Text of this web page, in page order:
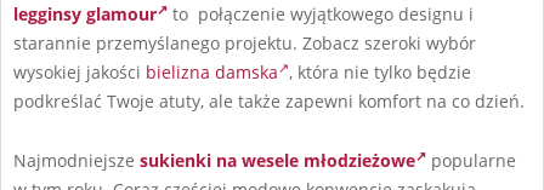
legginsy glamour
to połączenie wyjątkowego designu i
starannie przemyślanego projektu. Zobacz szeroki wybór
wysokiej jakości bielizna damska , która nie tylko będzie
podkreślać Twoje atuty, ale także zapewni komfort na co dzień.
Najmodniejsze sukienki na wesele młodzieżowe
popularne